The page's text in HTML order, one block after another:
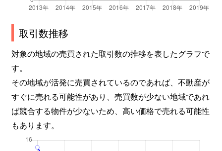
取引数推移
対象の地域の売買された取引数の推移を表したグラフで
す。
その地域が活発に売買されているのであれば、不動産が
すぐに売れる可能性があり、売買数が少ない地域であれ
ば競合する物件が少ないため、高い価格で売れる可能性
もあります。